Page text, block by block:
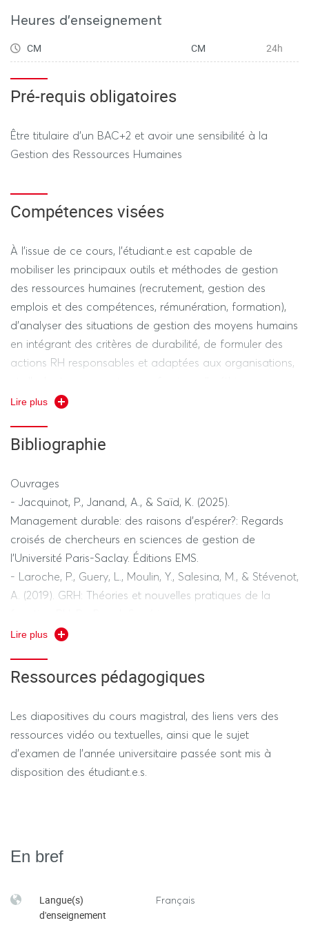
appel à une IA générative à des fins de documentation,
recherche d’idées, construction, rédaction ou édition
(hors usages de recherche web augmentée, de
correction orthographique et syntaxique).
Heures d'enseignement
CM CM 24h
Pré-requis obligatoires
Être titulaire d’un BAC+2 et avoir une sensibilité à la
Gestion des Ressources Humaines
Compétences visées
À l’issue de ce cours, l’étudiant.e est capable de
mobiliser les principaux outils et méthodes de gestion
des ressources humaines (recrutement, gestion des
emplois et des compétences, rémunération, formation),
d’analyser des situations de gestion des moyens humains
en intégrant des critères de durabilité, de formuler des
actions RH responsables et adaptées aux organisations,
attentive aux impacts des décisions sur les individus et
Lire plus
Bibliographie
Ouvrages
- Jacquinot, P., Janand, A., & Saïd, K. (2025).
Management durable: des raisons d'espérer?: Regards
croisés de chercheurs en sciences de gestion de
l'Université Paris-Saclay. Éditions EMS.
- Laroche, P., Guery, L., Moulin, Y., Salesina, M., & Stévenot,
A. (2019). GRH: Théories et nouvelles pratiques de la
- Peretti, J. M. (2020). Gestion des ressources humaines.
- Trébucq, S., & Demersseman, R. (2023). Le Grand Livre
de la RSE: Différences
gestion//RH//Marketing... Dunod.
Outil méthodologique (rédaction universitaire)
- Lesot, A. (2025). Bescherelle L'essentiel: Tout-en-un sur
la langue française. Hatier.
travail : https://www.anact.fr/
Presse
- FocusRH
Lire plus
Ressources pédagogiques
Les diapositives du cours magistral, des liens vers des
ressources vidéo ou textuelles, ainsi que le sujet
d’examen de l’année universitaire passée sont mis à
disposition des étudiant.e.s.
En bref
Langue(s)
d'enseignement
Français